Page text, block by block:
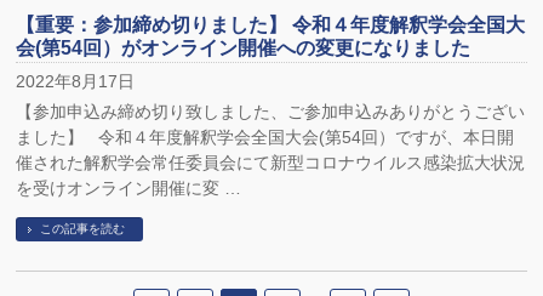
【重要：参加締め切りました】 令和４年度解釈学会全国大
会(第54回）がオンライン開催への変更になりました
2022年8月17日
【参加申込み締め切り致しました、ご参加申込みありがとうござい
ました】 令和４年度解釈学会全国大会(第54回）ですが、本日開
催された解釈学会常任委員会にて新型コロナウイルス感染拡大状況
を受けオンライン開催に変 …
この記事を読む